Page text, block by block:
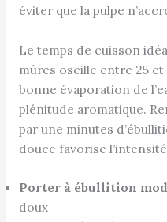
éviter que la pulpe
Le temps de cuisson
mûres oscille entre 25
bonne évaporation de
plénitude aromatique.
par une minutes
douce favorise
Porter à ébullition
doux